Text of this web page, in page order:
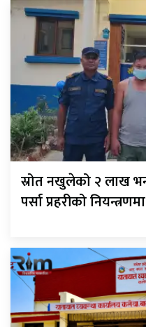
स्रोत नखुलेको २ लाख
पर्सा प्रहरीको नियन्त्रणमा